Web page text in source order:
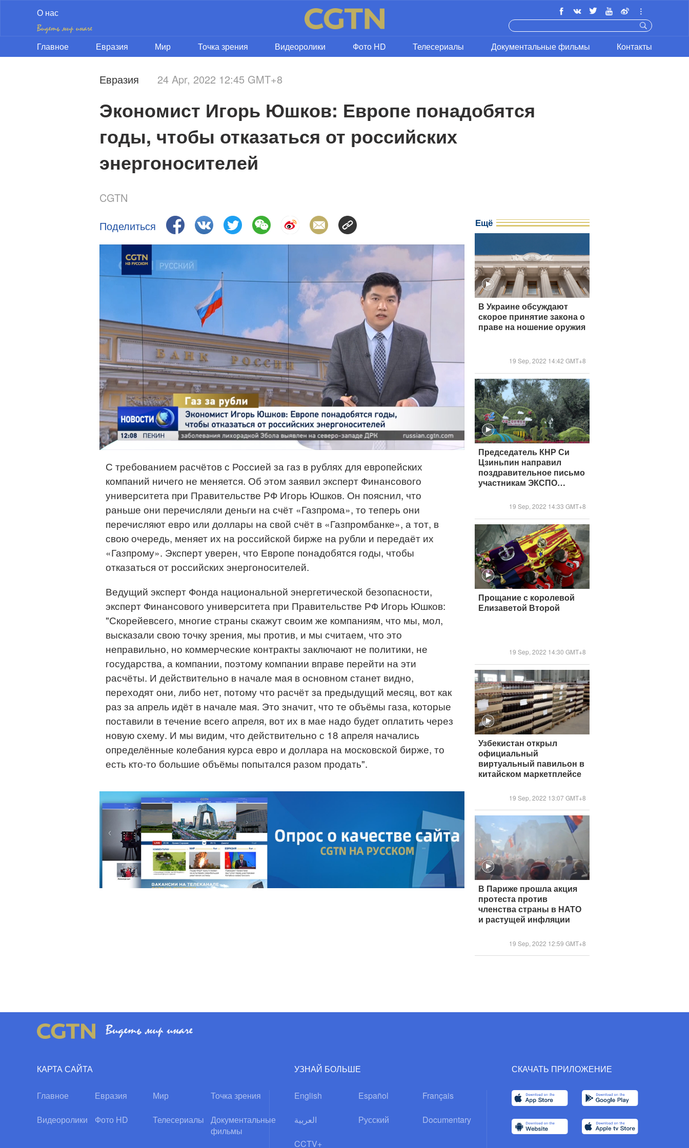
О нас
Главное Евразия Мир Точка зрения Видеоролики Фото HD Телесериалы Документальные фильмы Контакты
Евразия 24 Apr, 2022 12:45 GMT+8
Экономист Игорь Юшков: Европе понадобятся
годы, чтобы отказаться от российских
энергоносителей
CGTN
Поделиться
С требованием расчётов с Россией за газ в рублях для европейских
компаний ничего не меняется. Об этом заявил эксперт Финансового
университета при Правительстве РФ Игорь Юшков. Он пояснил, что
раньше они перечисляли деньги на счёт «Газпрома», то теперь они
перечисляют евро или доллары на свой счёт в «Газпромбанке», а тот, в
свою очередь, меняет их на российской бирже на рубли и передаёт их
«Газпрому». Эксперт уверен, что Европе понадобятся годы, чтобы
отказаться от российских энергоносителей.
Ведущий эксперт Фонда национальной энергетической безопасности,
эксперт Финансового университета при Правительстве РФ Игорь Юшков:
"Скорейевсего, многие страны скажут своим же компаниям, что мы, мол,
высказали свою точку зрения, мы против, и мы считаем, что это
неправильно, но коммерческие контракты заключают не политики, не
государства, а компании, поэтому компании вправе перейти на эти
расчёты. И действительно в начале мая в основном станет видно,
переходят они, либо нет, потому что расчёт за предыдущий месяц, вот как
раз за апрель идёт в начале мая. Это значит, что те объёмы газа, которые
поставили в течение всего апреля, вот их в мае надо будет оплатить через
новую схему. И мы видим, что действительно с 18 апреля начались
определённые колебания курса евро и доллара на московской бирже, то
есть кто-то большие объёмы попытался разом продать".
Ещё
В Украине обсуждают
скорое принятие закона о
праве на ношение оружия
19 Sep, 2022 14:42 GMT+8
Председатель КНР Си
Цзиньпин направил
поздравительное письмо
участникам ЭКСПО
19 Sep, 2022 14:33 GMT+8
Прощание с королевой
Елизаветой Второй
19 Sep, 2022 14:30 GMT+8
Узбекистан открыл
официальный
виртуальный павильон в
китайском маркетплейсе
19 Sep, 2022 13:07 GMT+8
В Париже прошла акция
протеста против
членства страны в НАТО
и растущей инфляции
19 Sep, 2022 12:59 GMT+8
КАРТА САЙТА
Главное Евразия Мир Точка зрения
Видеоролики Фото HD Телесериалы
Документальные
фильмы
УЗНАЙ БОЛЬШЕ
English Español Français
العربية Русский Documentary
CCTV+
СКАЧАТЬ ПРИЛОЖЕНИЕ